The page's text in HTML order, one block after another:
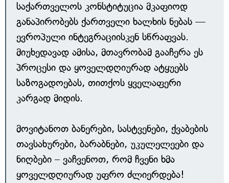
საქართველოს კონსტიტუცია მკაფიოდ
განაპირობებს ქართველი ხალხის ნებას —
ევროპული ინტეგრაციისკენ სწრაფვას.
მიუხედავად ამისა, მთავრობამ გააჩერა ეს
პროცესი და ყოველდღიურად ატყუებს
საზოგადოებას, თითქოს ყველაფერი
კარგად მიდის.
მოვიტანოთ ბანერები, სასტვენები, ქვაბების
თავსახურები, ბარაბნები, უკულელეები და
ნიღბები – ვაჩვენოთ, რომ ჩვენი ხმა
ყოველდღიურად უფრო ძლიერდება!